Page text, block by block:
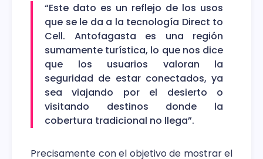
“Este dato es un reflejo de los usos
que se le da a la tecnología Direct to
Cell. Antofagasta es una región
sumamente turística, lo que nos dice
que los usuarios valoran la
seguridad de estar conectados, ya
sea viajando por el desierto o
visitando destinos donde la
cobertura tradicional no llega”.
Precisamente con el objetivo de mostrar el